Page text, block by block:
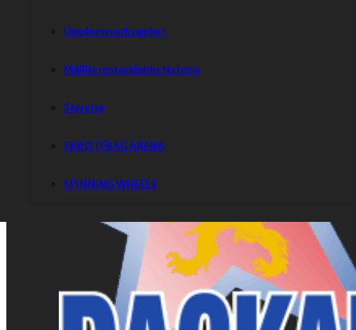
Ungdomsverksamhet
Målilla motorklubbs historia
Styrelse
SKROTFRAG ARENA
SPINNING WHEELS